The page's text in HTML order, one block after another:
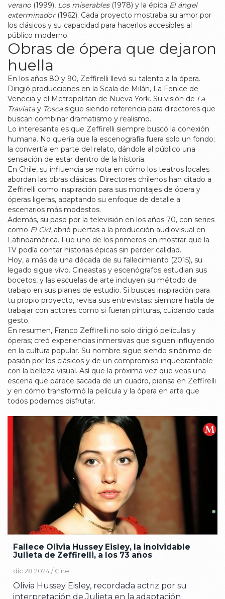
verano(1999), Los miserables(1978) y la épica El ángel
exterminador(1962). Cada proyecto mostraba su amor por
los clásicos y su capacidad para hacerlos accesibles al
público moderno.
Obras de ópera que dejaron
huella
En los años 80 y 90, Zeffirelli llevó su talento a la ópera.
Dirigió producciones en la Scala de Milán, La Fenice de
Venecia y el Metropolitan de Nueva York. Su visión de La
Traviatay Toscasigue siendo referencia para directores que
buscan combinar dramatismo y realismo.
Lo interesante es que Zeffirelli siempre buscó la conexión
humana. No quería que la escenografía fuera solo un fondo;
la convertía en parte del relato, dándole al público una
sensación de estar dentro de la historia.
En Chile, su influencia se nota en cómo los teatros locales
abordan las obras clásicas. Directores chilenos han citado a
Zeffirelli como inspiración para sus montajes de ópera y
óperas ligeras, adaptando su enfoque de detalle a
escenarios más modestos.
Además, su paso por la televisión en los años 70, con series
como El Cid, abrió puertas a la producción audiovisual en
Latinoamérica. Fue uno de los primeros en mostrar que la
TV podía contar historias épicas sin perder calidad.
Hoy, a más de una década de su fallecimiento (2015), su
legado sigue vivo. Cineastas y escenógrafos estudian sus
bocetos, y las escuelas de arte incluyen su método de
trabajo en sus planes de estudio. Si buscas inspiración para
tu propio proyecto, revisa sus entrevistas: siempre habla de
trabajar con actores como si fueran pinturas, cuidando cada
gesto.
En resumen, Franco Zeffirelli no solo dirigió películas y
óperas; creó experiencias inmersivas que siguen influyendo
en la cultura popular. Su nombre sigue siendo sinónimo de
pasión por los clásicos y de un compromiso inquebrantable
con la belleza visual. Así que la próxima vez que veas una
escena que parece sacada de un cuadro, piensa en Zeffirelli
y en cómo transformó la película y la ópera en arte que
todos podemos disfrutar.
Fallece Olivia Hussey Eisley, la inolvidable
Julieta de Zeffirelli, a los 73 años
dic 28 2024 / Cine
Olivia Hussey Eisley, recordada actriz por su
interpretación de Julieta en la adaptación